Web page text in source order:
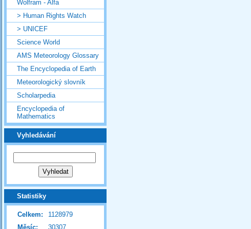
Wolfram - Alfa
> Human Rights Watch
> UNICEF
Science World
AMS Meteorology Glossary
The Encyclopedia of Earth
Meteorologický slovník
Scholarpedia
Encyclopedia of
Mathematics
Vyhledávání
Statistiky
Celkem:
1128979
Měsíc:
30307